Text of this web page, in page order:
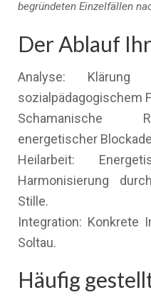
begründeten Einzelfällen
Der Ablauf
Analyse:
sozialpädagogischem
Schamanische
energetischer
Heilarbeit:
Harmonisierung
Stille.
Integration: Konkrete
Soltau.
Häufig